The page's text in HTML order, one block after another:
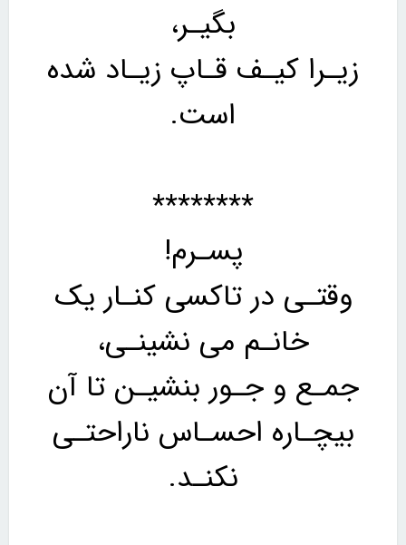
بگیـر،
زیـرا کیـف قـاپ زیـاد شده
است.
********
پسـرم!
وقتـی در تاکسی کنـار یک
خانـم می نشینـی،
جمـع و جـور بنشیـن تا آن
بیچـاره احسـاس ناراحتـی
نکنـد.